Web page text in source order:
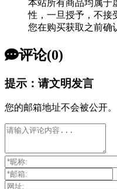
本站所有商品均属于
性，一旦授予，不接
您在购买获取之前确
评论(0)
提示：请文明发言
您的邮箱地址不会被公开。